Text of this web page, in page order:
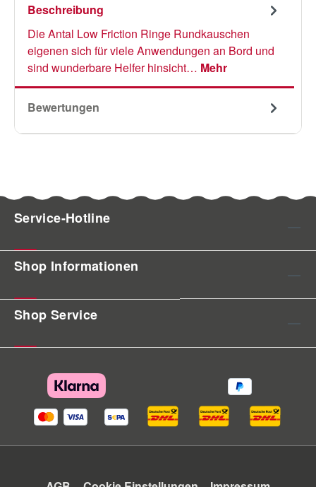
Beschreibung
Die Antal Low Friction Ringe Rundkauschen
eigenen sich für viele Anwendungen an Bord und
sind wunderbare Helfer hinsicht… Mehr
Bewertungen
Service-Hotline
Shop Informationen
Shop Service